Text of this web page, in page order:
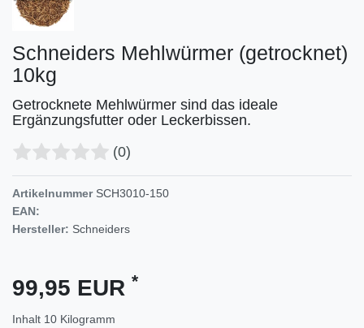
Schneiders Mehlwürmer (getrocknet)
10kg
Getrocknete Mehlwürmer sind das ideale
Ergänzungsfutter oder Leckerbissen.
(0)
Artikelnummer SCH3010-150
EAN:
Hersteller: Schneiders
99,95 EUR *
Inhalt 10 Kilogramm